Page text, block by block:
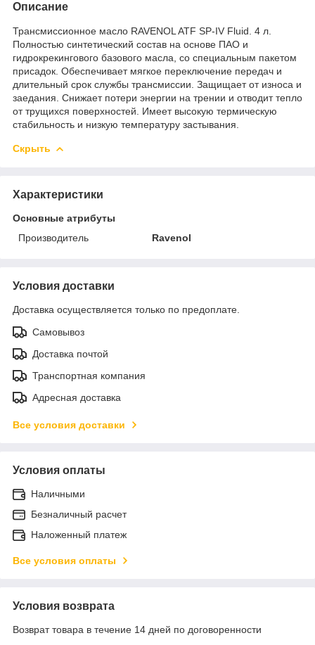
Описание
Трансмиссионное масло RAVENOL ATF SP-IV Fluid. 4 л.
Полностью синтетический состав на основе ПАО и
гидрокрекингового базового масла, со специальным пакетом
присадок. Обеспечивает мягкое переключение передач и
длительный срок службы трансмиссии. Защищает от износа и
заедания. Снижает потери энергии на трении и отводит тепло
от трущихся поверхностей. Имеет высокую термическую
стабильность и низкую температуру застывания.
Скрыть
Характеристики
Основные атрибуты
Производитель
Ravenol
Условия доставки
Доставка осуществляется только по предоплате.
Самовывоз
Доставка почтой
Транспортная компания
Адресная доставка
Все условия доставки
Условия оплаты
Наличными
Безналичный расчет
Наложенный платеж
Все условия оплаты
Условия возврата
Возврат товара в течение 14 дней по договоренности